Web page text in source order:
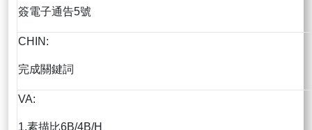
簽電子通告5號
CHIN:
完成關鍵詞
VA:
1.素描比6B/4B/H